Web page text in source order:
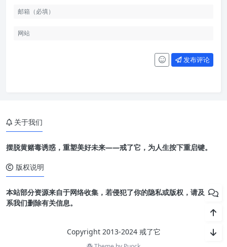
发布评论
关于我们
摆脱黄赌毒诱惑，重塑美好未来——戒了它，为人生按下重启键。
版权说明
本站部分资源来自于网络收集，若侵犯了你的隐私或版权，请及时联
系我们删除有关信息。
Copyright 2013-2024 戒了它